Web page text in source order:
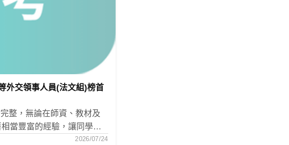
應數學。
外交領事人員(法文組)榜首
整，無論在師資、教材及
當豐富的經驗，讓同學不
都能有著相當完備的後勤
2026/07/24